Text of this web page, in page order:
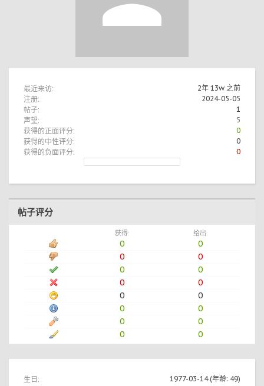
最近来访: 2年 13w 之前
注册: 2024-05-05
帖子: 1
声望: 5
获得的正面评分: 0
获得的中性评分: 0
获得的负面评分: 0
帖子评分
获得: 给出:
0
0
0
0
0
0
0
0
0
0
0
0
0
0
0
0
生日: 1977-03-14 (年龄: 49)